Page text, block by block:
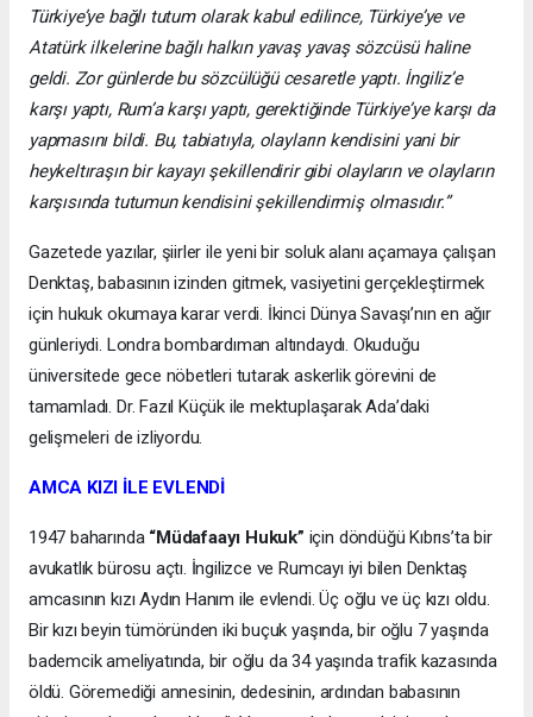
Türkiye’ye bağlı tutum olarak kabul edilince, Türkiye’ye ve
Atatürk ilkelerine bağlı halkın yavaş yavaş sözcüsü haline
geldi. Zor günlerde bu sözcülüğü cesaretle yaptı. İngiliz’e
karşı yaptı, Rum’a karşı yaptı, gerektiğinde Türkiye’ye karşı da
yapmasını bildi. Bu, tabiatıyla, olayların kendisini yani bir
heykeltıraşın bir kayayı şekillendirir gibi olayların ve olayların
karşısında tutumun kendisini şekillendirmiş olmasıdır.”
Gazetede yazılar, şiirler ile yeni bir soluk alanı açamaya çalışan
Denktaş, babasının izinden gitmek, vasiyetini gerçekleştirmek
için hukuk okumaya karar verdi. İkinci Dünya Savaşı’nın en ağır
günleriydi. Londra bombardıman altındaydı. Okuduğu
üniversitede gece nöbetleri tutarak askerlik görevini de
tamamladı. Dr. Fazıl Küçük ile mektuplaşarak Ada’daki
gelişmeleri de izliyordu.
AMCA KIZI İLE EVLENDİ
1947 baharında “Müdafaayı Hukuk” için döndüğü Kıbrıs’ta bir
avukatlık bürosu açtı. İngilizce ve Rumcayı iyi bilen Denktaş
amcasının kızı Aydın Hanım ile evlendi. Üç oğlu ve üç kızı oldu.
Bir kızı beyin tümöründen iki buçuk yaşında, bir oğlu 7 yaşında
bademcik ameliyatında, bir oğlu da 34 yaşında trafik kazasında
öldü. Göremediği annesinin, dedesinin, ardından babasının